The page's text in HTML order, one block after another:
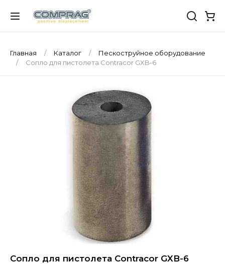
Главная Каталог
Пескоструйное оборудование
Сопло для пистолета Contracor GXB-6
Сопло для пистолета Contracor GXB-6